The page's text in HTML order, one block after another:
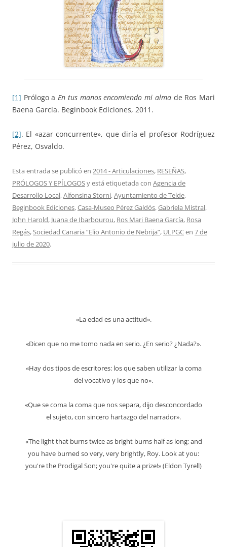
[1] Prólogo aEn tus manos encomiendo mi alma de Ros Mari
Baena García. Beginbook Ediciones, 2011.
[2]. El «azar concurrente», que diría el profesor Rodríguez
Pérez, Osvaldo.
Esta entrada se publicó en 2014 - Articulaciones, RESEÑAS,
PRÓLOGOS Y EPÍLOGOSy está etiquetada con Agencia de
Desarrollo Local,Alfonsina Storni,Ayuntamiento de Telde,
Beginbook Ediciones,Casa-Museo Pérez Galdós,Gabriela Mistral,
John Harold, Juana de Ibarbourou, Ros Mari Baena García, Rosa
Regás,Sociedad Canaria “Elio Antonio de Nebrija”, ULPGCen 7 de
julio de 2020.
«La edad es una actitud».
«Dicen que no me tomo nada en serio. ¿En serio? ¿Nada?».
«Hay dos tipos de escritores: los que saben utilizar la coma
del vocativo y los que no».
«Que se coma la coma que nos separa, dijo desconcordado
el sujeto, con sincero hartazgo del narrador».
«The light that burns twice as bright burns half as long; and
you have burned so very, very brightly, Roy. Look at you:
you're the Prodigal Son; you're quite a prize!» (Eldon Tyrell)